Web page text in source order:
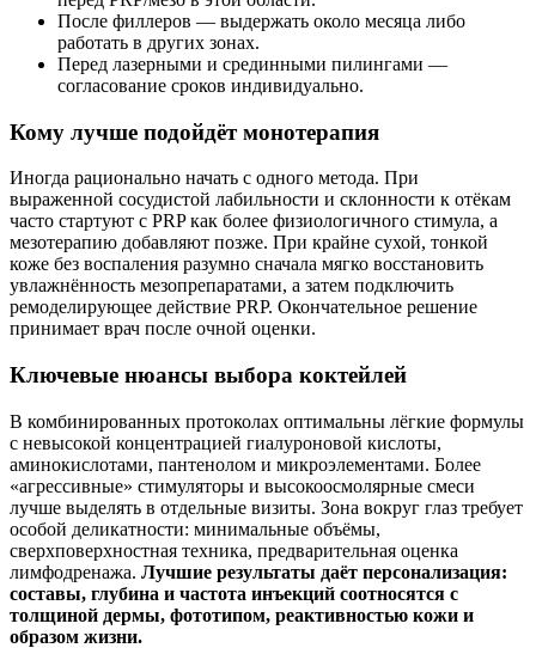
После филлеров — выдержать около месяца либо
работать в других зонах.
Перед лазерными и срединными пилингами —
согласование сроков индивидуально.
Кому лучше подойдёт монотерапия
Иногда рационально начать с одного метода. При
выраженной сосудистой лабильности и склонности к отёкам
часто стартуют с PRP как более физиологичного стимула, а
мезотерапию добавляют позже. При крайне сухой, тонкой
коже без воспаления разумно сначала мягко восстановить
увлажнённость мезопрепаратами, а затем подключить
ремоделирующее действие PRP. Окончательное решение
принимает врач после очной оценки.
Ключевые нюансы выбора коктейлей
В комбинированных протоколах оптимальны лёгкие формулы
с невысокой концентрацией гиалуроновой кислоты,
аминокислотами, пантенолом и микроэлементами. Более
«агрессивные» стимуляторы и высокоосмолярные смеси
лучше выделять в отдельные визиты. Зона вокруг глаз требует
особой деликатности: минимальные объёмы,
сверхповерхностная техника, предварительная оценка
лимфодренажа. Лучшие результаты даёт персонализация:
составы, глубина и частота инъекций соотносятся с
толщиной дермы, фототипом, реактивностью кожи и
образом жизни.